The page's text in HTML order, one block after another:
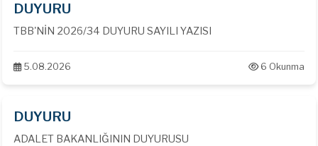
DUYURU
TBB'NİN 2026/34 DUYURU SAYILI YAZISI
5.08.2026 6 Okunma
DUYURU
ADALET BAKANLIĞININ DUYURUSU